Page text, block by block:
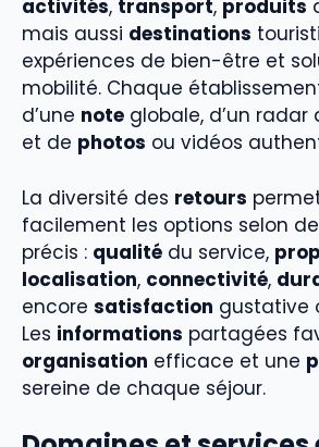
activités, transport, produits
mais aussi destinations
expériences de bien-être et
mobilité. Chaque
d’une note globale, d’un radar
et de photos ou vidéos
La diversité des retours
facilement les options selon
précis : qualité du service,
localisation, connectivité,
encore satisfaction gustative
Les informations partagées
organisation efficace et une
sereine de chaque séjour.